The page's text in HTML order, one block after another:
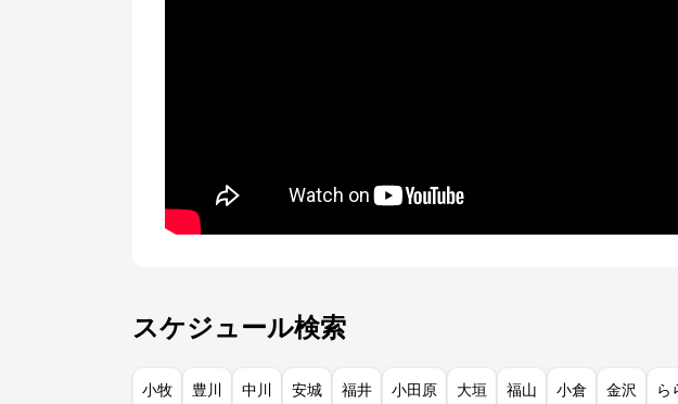
スケジュール検索
小牧 豊川 中川 安城 福井 小田原 大垣 福山 小倉 金沢 ら